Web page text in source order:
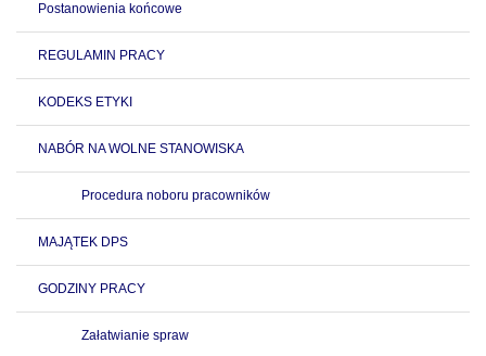
Postanowienia końcowe
REGULAMIN PRACY
KODEKS ETYKI
NABÓR NA WOLNE STANOWISKA
Procedura noboru pracowników
MAJĄTEK DPS
GODZINY PRACY
Załatwianie spraw